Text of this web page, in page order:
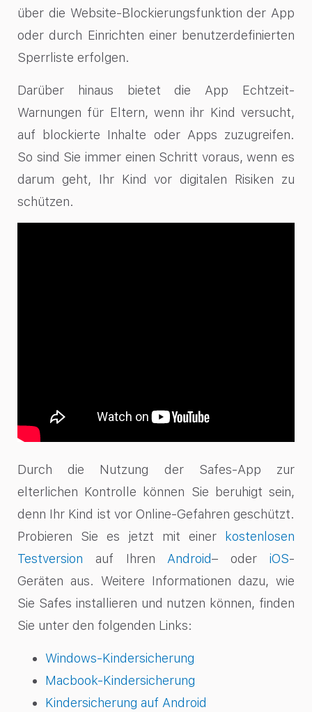
über die Website-Blockierungsfunktion der App
oder durch Einrichten einer benutzerdefinierten
Sperrliste erfolgen.
Darüber hinaus bietet die App Echtzeit-
Warnungen für Eltern, wenn ihr Kind versucht,
auf blockierte Inhalte oder Apps zuzugreifen.
So sind Sie immer einen Schritt voraus, wenn es
darum geht, Ihr Kind vor digitalen Risiken zu
schützen.
Durch die Nutzung der Safes-App zur
elterlichen Kontrolle können Sie beruhigt sein,
denn Ihr Kind ist vor Online-Gefahren geschützt.
Probieren Sie es jetzt mit einer
kostenlosen
Testversion auf IhrenAndroid– oderiOS-
Geräten aus. Weitere Informationen dazu, wie
Sie Safes installieren und nutzen können, finden
Sie unter den folgenden Links:
Windows-Kindersicherung
Macbook-Kindersicherung
Kindersicherung auf Android